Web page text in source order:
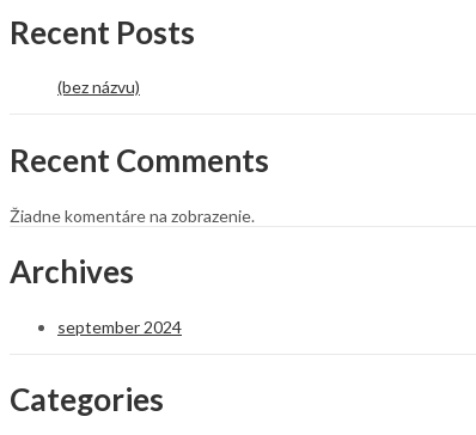
Recent Posts
(bez názvu)
Recent Comments
Žiadne komentáre na zobrazenie.
Archives
september 2024
Categories